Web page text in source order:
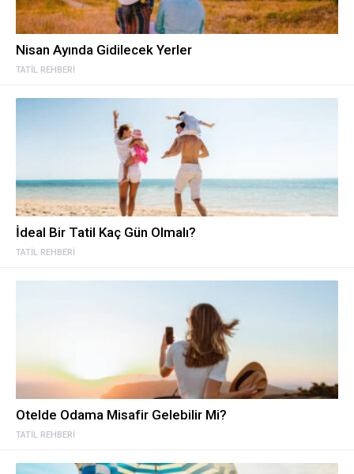
TATIL REHBERI
Nisan Ayında Gidilecek Yerler
TATIL REHBERI
İdeal Bir Tatil Kaç Gün Olmalı?
TATIL REHBERI
Otelde Odama Misafir Gelebilir Mi?